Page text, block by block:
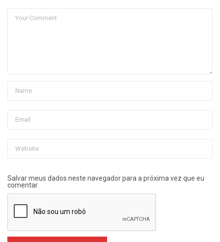
Salvar meus dados neste navegador para a próxima vez que eu
comentar.